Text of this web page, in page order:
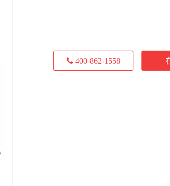
400-862-1558